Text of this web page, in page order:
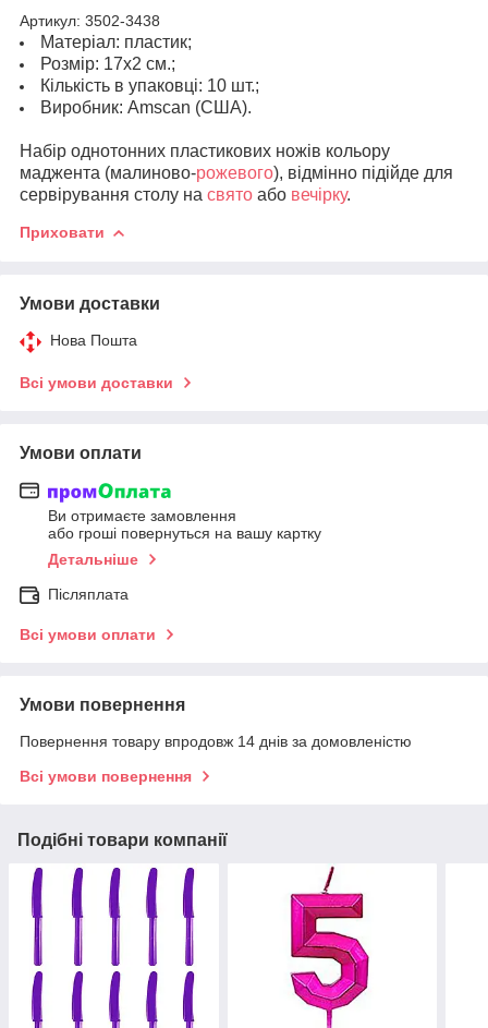
Артикул: 3502-3438
Матеріал: пластик;
Розмір: 17х2 см.;
Кількість в упаковці: 10 шт.;
Виробник: Amscan (США).
Набір однотонних пластикових ножів кольору
маджента (малиново-рожевого), відмінно підійде для
сервірування столу на свято або вечірку.
Приховати
Умови доставки
Нова Пошта
Всі умови доставки
Умови оплати
Ви отримаєте замовлення
або гроші повернуться на вашу картку
Детальніше
Післяплата
Всі умови оплати
Умови повернення
Повернення товару впродовж 14 днів за домовленістю
Всі умови повернення
Подібні товари компанії